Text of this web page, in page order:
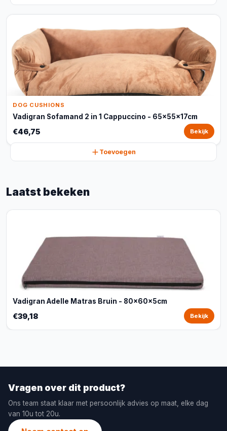
DOG CUSHIONS
Vadigran Sofamand 2 in 1 Cappuccino - 65x55x17cm
€46,75 Bekijk
Toevoegen
Laatst bekeken
Vadigran Adelle Matras Bruin - 80x60x5cm
€39,18 Bekijk
Vragen over dit product?
Ons team staat klaar met persoonlijk advies op maat, elke dag
van 10u tot 20u.